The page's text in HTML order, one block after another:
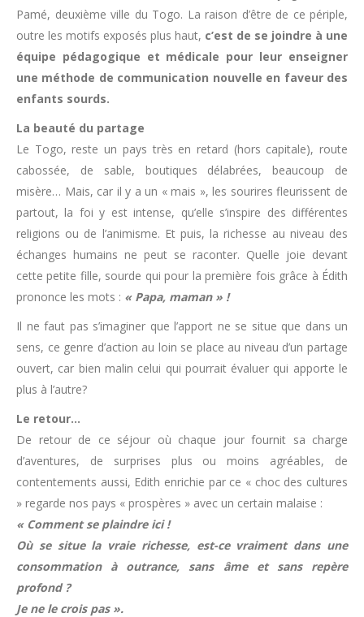
Pamé, deuxième ville du Togo. La raison d’être de ce périple,
outre les motifs exposés plus haut, c’est de se joindre à une
équipe pédagogique et médicale pour leur enseigner
une méthode de communication nouvelle en faveur des
enfants sourds.
La beauté du partage
Le Togo, reste un pays très en retard (hors capitale), route
cabossée, de sable, boutiques délabrées, beaucoup de
misère… Mais, car il y a un « mais », les sourires fleurissent de
partout, la foi y est intense, qu’elle s’inspire des différentes
religions ou de l’animisme. Et puis, la richesse au niveau des
échanges humains ne peut se raconter. Quelle joie devant
cette petite fille, sourde qui pour la première fois grâce à Édith
prononce les mots : « Papa, maman » !
Il ne faut pas s’imaginer que l’apport ne se situe que dans un
sens, ce genre d’action au loin se place au niveau d’un partage
ouvert, car bien malin celui qui pourrait évaluer qui apporte le
plus à l’autre?
Le retour…
De retour de ce séjour où chaque jour fournit sa charge
d’aventures, de surprises plus ou moins agréables, de
contentements aussi, Edith enrichie par ce « choc des cultures
» regarde nos pays « prospères » avec un certain malaise :
« Comment se plaindre ici !
Où se situe la vraie richesse, est-ce vraiment dans une
consommation à outrance, sans âme et sans repère
profond ?
Je ne le crois pas ».